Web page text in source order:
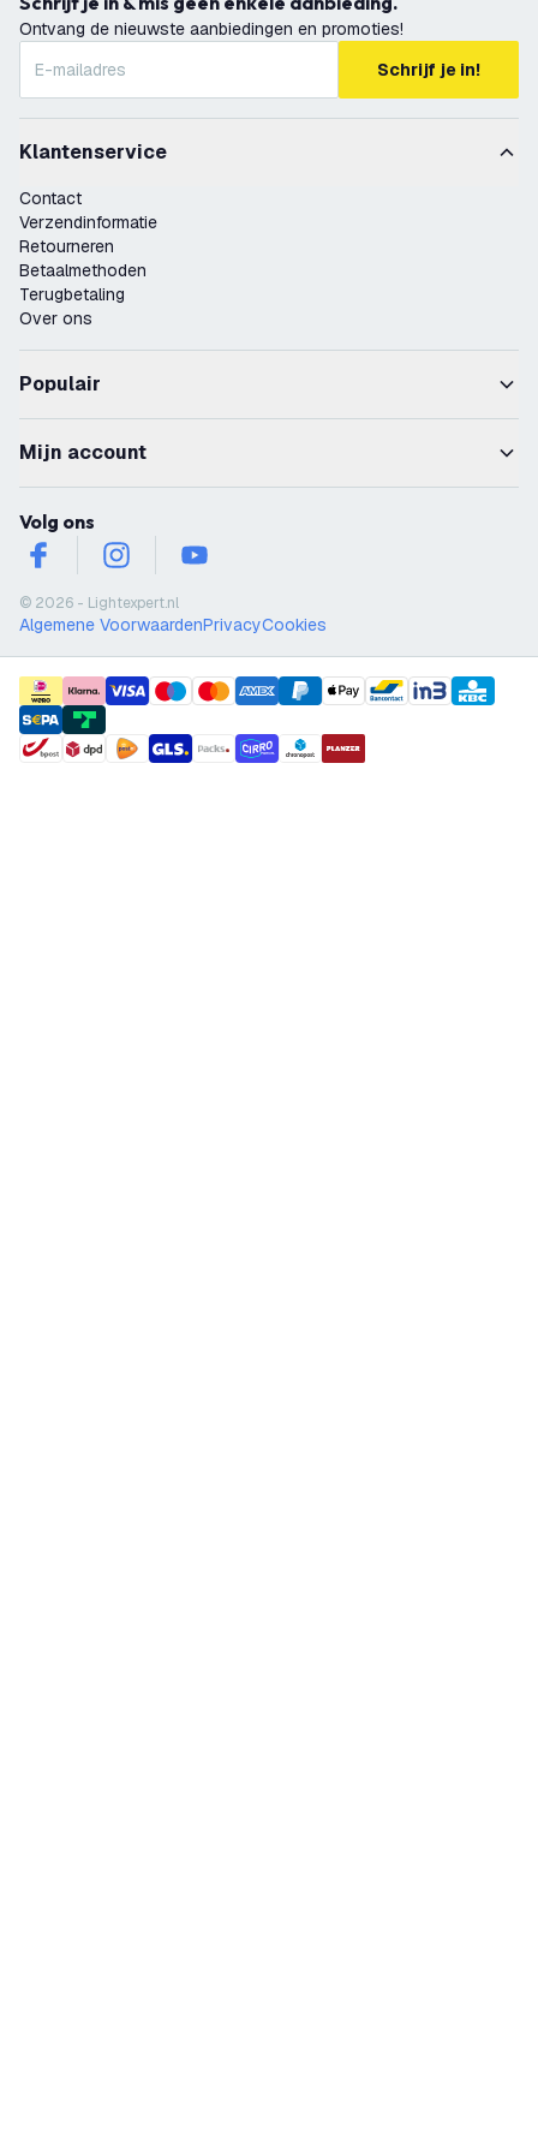
Ontvang de nieuwste aanbiedingen en promoties!
Schrijf je in!
Klantenservice
Contact
Verzendinformatie
Retourneren
Betaalmethoden
Terugbetaling
Over ons
Populair
Mijn account
Volg ons
facebookinstagramyoutube
© 2026 - Lightexpert.nl
Algemene VoorwaardenPrivacyCookies
payment methods
shipment methods